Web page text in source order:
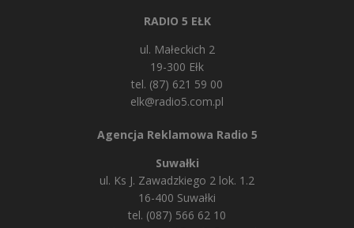
RADIO 5 EŁK
ul. Małeckich 2
19-300 Ełk
tel. (87) 621 59 00
elk@radio5.com.pl
Agencja Reklamowa Radio 5
Suwałki
ul. Ks J. Zawadzkiego 2 lok. 1.2
16-400 Suwałki
tel. (087) 566 62 10